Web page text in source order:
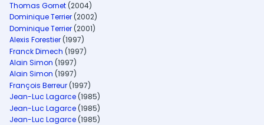
Thomas Gornet (2004)
Dominique Terrier (2002)
Dominique Terrier (2001)
Alexis Forestier (1997)
Franck Dimech (1997)
Alain Simon (1997)
Alain Simon (1997)
François Berreur (1997)
Jean-Luc Lagarce (1985)
Jean-Luc Lagarce (1985)
Jean-Luc Lagarce (1985)